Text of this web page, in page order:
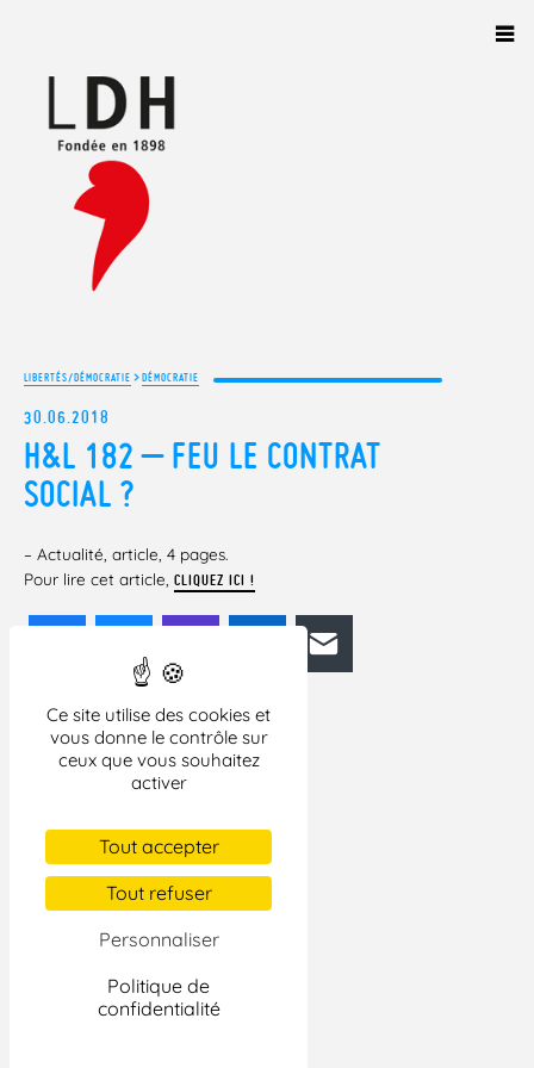
Ce site utilise des cookies et
vous donne le contrôle sur
ceux que vous souhaitez
activer
Tout accepter
Tout refuser
Personnaliser
Politique de
confidentialité
LIBERTÉS/DÉMOCRATIE >DÉMOCRATIE
30.06.2018
H&L 182 – FEU LE CONTRAT
SOCIAL ?
– Actualité, article, 4 pages.
Pour lire cet article, CLIQUEZ ICI !
MastodonLinkedIn